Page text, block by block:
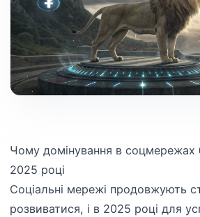
Чому домінування в
2025 році
Соціальні мережі продовжують
розвиватися, і в 2025 році для